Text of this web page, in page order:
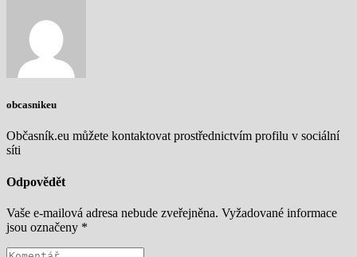
obcasnikeu
Občasník.eu můžete kontaktovat prostřednictvím profilu v sociální
síti
Odpovědět
Vaše e-mailová adresa nebude zveřejněna. Vyžadované informace
jsou označeny *